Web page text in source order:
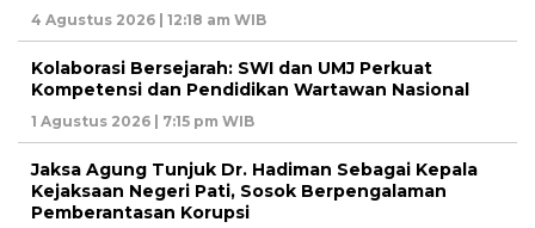
4 Agustus 2026 | 12:18 am WIB
Kolaborasi Bersejarah: SWI dan UMJ Perkuat
Kompetensi dan Pendidikan Wartawan Nasional
1 Agustus 2026 | 7:15 pm WIB
Jaksa Agung Tunjuk Dr. Hadiman Sebagai Kepala
Kejaksaan Negeri Pati, Sosok Berpengalaman
Pemberantasan Korupsi